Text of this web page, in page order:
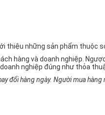
những sản phẩm thuộc
hàng và doanh nghiệp.
nghiệp đúng như thỏa
đổi hàng ngày. Người mua